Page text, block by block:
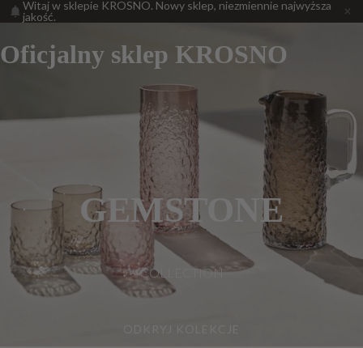
Witaj w sklepie KROSNO. Nowy sklep, niezmiennie najwyższa
jakość.
Oficjalny sklep KROSNO
GEMSTONE
COLLECTION